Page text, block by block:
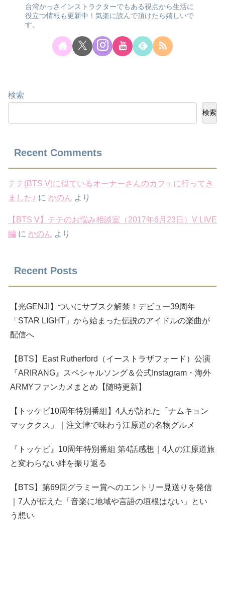
台湾かっさインストラクターでもある視点から生活に
役立つ情報も更新中！気楽に読んで頂けたら嬉しいで
す。
検索
検索
Recent Comments
テテ(BTS V)に似ているオーナーさんのカフェに行ってき
ました♪ に かのん より
【BTS V】テテのお悩み相談室（2017年6月23日）V LIVE
編 に かのん より
Recent Posts
【光GENJI】ついにサブスク解禁！デビュー39周年
「STAR LIGHT」から始まった伝説のアイドルの楽曲が
配信へ
【BTS】East Rutherford（イーストラザフォード）公演
『ARIRANG』スペシャルソング＆公式Instagram・海外
ARMYファンカメまとめ【随時更新】
【トッケビ10周年特別番組】4人が訪れた「ナムキョン
マッククス」｜注文津で味わう江原道の名物グルメ
『トッケビ』10周年特別番組 第4話感想｜4人の江原道旅
と変わらない絆を振り返る
【BTS】第69回グラミー賞へのエントリー見送りを発信
｜7人が伝えた「音楽に地域や言語の垣根はない」とい
う想い